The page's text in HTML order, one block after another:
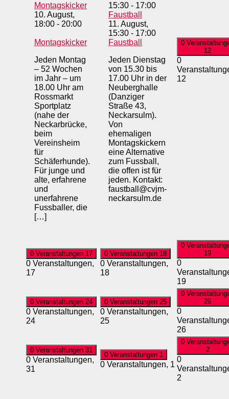
Montagskicker
10. August,
18:00 - 20:00
Montagskicker
Jeden Montag
– 52 Wochen
im Jahr – um
18.00 Uhr am
Rossmarkt
Sportplatz
(nahe der
Neckarbrücke,
beim
Vereinsheim
für
Schäferhunde).
Für junge und
alte, erfahrene
und
unerfahrene
Fussballer, die
[…]
15:30 - 17:00
Faustball
11. August,
15:30 - 17:00
Faustball
Jeden Dienstag
von 15.30 bis
17.00 Uhr in der
Neuberghalle
(Danziger
Straße 43,
Neckarsulm).
Von
ehemaligen
Montagskickern
eine Alternative
zum Fussball,
die offen ist für
jeden. Kontakt:
faustball@cvjm-
neckarsulm.de
0
12
0
12
0 Veranstaltungen 17
0 Veranstaltungen,
17
0 Veranstaltungen 18
0 Veranstaltungen,
18
0
19
0
19
0 Veranstaltungen 24
0 Veranstaltungen,
24
0 Veranstaltungen 25
0 Veranstaltungen,
25
0
26
0
26
0 Veranstaltungen 31
0 Veranstaltungen,
31
0 Veranstaltungen 1
0 Veranstaltungen, 1
0
2
0
2